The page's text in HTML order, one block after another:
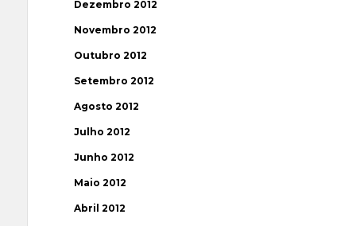
Dezembro 2012
Novembro 2012
Outubro 2012
Setembro 2012
Agosto 2012
Julho 2012
Junho 2012
Maio 2012
Abril 2012